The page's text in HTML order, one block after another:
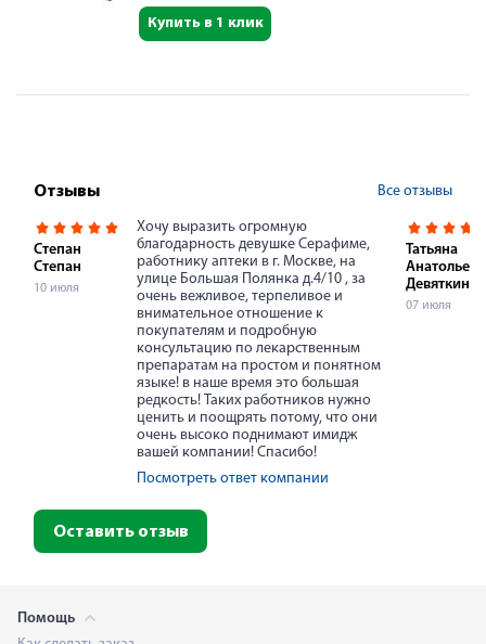
Купить в 1 клик
Отзывы Все отзывы
Степан
Степан
10 июля
Хочу выразить огромную
благодарность девушке Серафиме,
работнику аптеки в г. Москве, на
улице Большая Полянка д.4/10 , за
очень вежливое, терпеливое и
внимательное отношение к
покупателям и подробную
консультацию по лекарственным
препаратам на простом и понятном
языке! в наше время это большая
редкость! Таких работников нужно
ценить и поощрять потому, что они
очень высоко поднимают имидж
вашей компании! Спасибо!
Посмотреть ответ компании
Татьяна
Девяткина
07 июля
Оставить отзыв
Помощь